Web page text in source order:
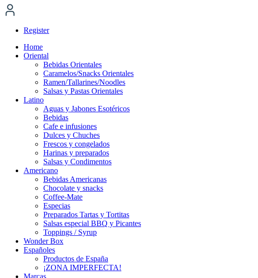
Register
Home
Oriental
Bebidas Orientales
Caramelos/Snacks Orientales
Ramen/Tallarines/Noodles
Salsas y Pastas Orientales
Latino
Aguas y Jabones Esotéricos
Bebidas
Cafe e infusiones
Dulces y Chuches
Frescos y congelados
Harinas y preparados
Salsas y Condimentos
Americano
Bebidas Americanas
Chocolate y snacks
Coffee-Mate
Especias
Preparados Tartas y Tortitas
Salsas especial BBQ y Picantes
Toppings / Syrup
Wonder Box
Españoles
Productos de España
¡ZONA IMPERFECTA!
Marcas